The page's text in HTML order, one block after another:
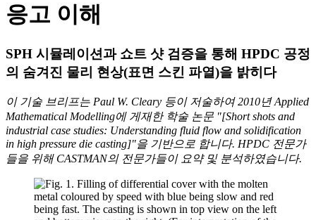
응고 이해
SPH 시뮬레이션과 쇼트 샷 검증을 통해 HPDC 공정
의 숨겨진 물리 현상(표면 스킨 파열)을 밝히다
이 기술 브리프는 Paul W. Cleary 등이 저술하여 2010년 Applied
Mathematical Modelling에 게재한 학술 논문 "[Short shots and
industrial case studies: Understanding fluid flow and solidification
in high pressure die casting]"을 기반으로 합니다. HPDC 전문가
들을 위해 CASTMAN의 전문가들이 요약 및 분석하였습니다.